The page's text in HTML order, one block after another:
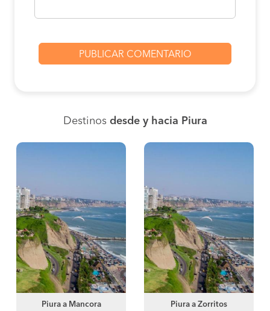
Destinos desde y hacia Piura
Piura a Mancora
Piura a Zorritos